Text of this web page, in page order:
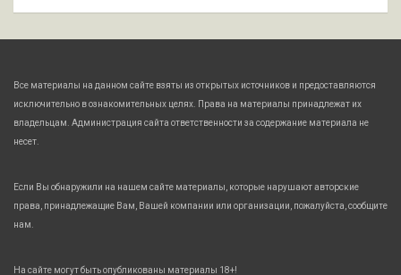
Все материалы на данном сайте взяты из открытых источников и предоставляются
исключительно в ознакомительных целях. Права на материалы принадлежат их
владельцам. Администрация сайта ответственности за содержание материала не
несет.
Если Вы обнаружили на нашем сайте материалы, которые нарушают авторские
права, принадлежащие Вам, Вашей компании или организации, пожалуйста, сообщите
нам.
На сайте могут быть опубликованы материалы 18+!